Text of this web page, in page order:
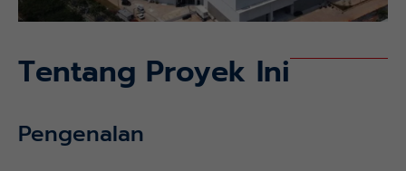
Tentang Proyek Ini
Pengenalan